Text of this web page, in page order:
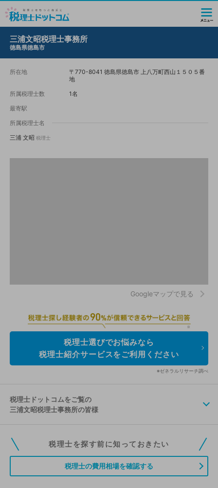
三浦文昭税理士事務所
徳島県徳島市
所在地
〒770-8041 徳島県徳島市 上八万町西山１５０５番
地
所属税理士数
1名
最寄駅
所属税理士名
三浦 文昭 税理士
Googleマップで見る
税理士選びでお悩みなら
税理士紹介サービスをご利用ください
※ゼネラルリサーチ調べ
税理士ドットコムをご覧の
三浦文昭税理士事務所の皆様
税理士ドットコムの無料会員にご登録いただくと、貴事務所の情報を編集し
ていただくことができます。また、税理士をお探しの方との接点をご提供す
税理士を探す前に知っておきたい
税理士の費用相場を確認する